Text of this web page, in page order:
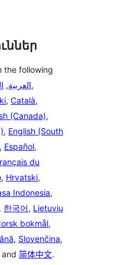
the following
العربية,
,
, Català,
(Canada),
, English (South
, Español,
du
, Hrvatski,
Indonesia,
, 한국어, Lietuvių
bokmål,
, Slovenčina,
and 简体中文.